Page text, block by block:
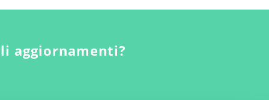
aggiornamenti?